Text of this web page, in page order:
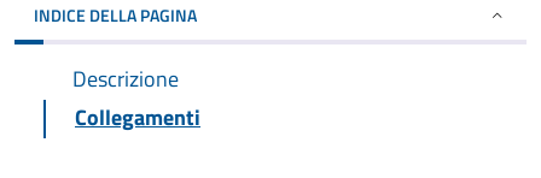
INDICE DELLA PAGINA
Descrizione
Collegamenti